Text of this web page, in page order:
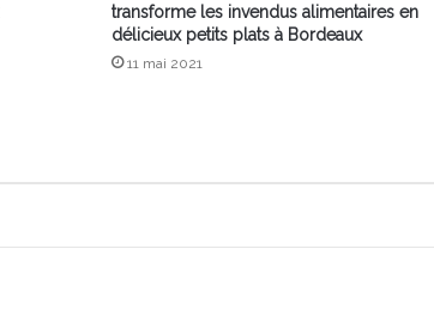
transforme les invendus alimentaires en
délicieux petits plats à Bordeaux
11 mai 2021